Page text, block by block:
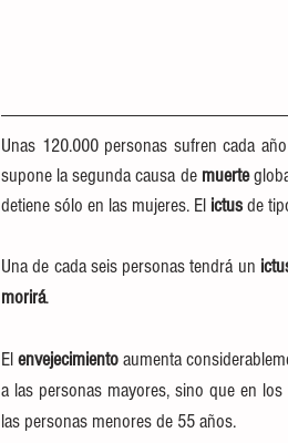
Unas 120.000 personas sufren cada
supone la segunda causa de muerte
detiene sólo en las mujeres. El ictus de
Una de cada seis personas tendrá un
morirá.
El envejecimiento aumenta
a las personas mayores, sino que en
las personas menores de 55 años.